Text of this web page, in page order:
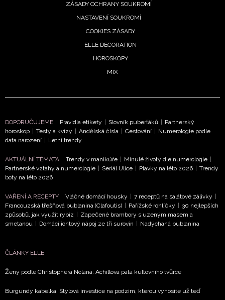
2026
čeká
ČLÁNKY
ZÁSADY OCHRANY SOUKROMÍ
NASTAVENÍ SOUKROMÍ
COOKIES ZÁSADY
ELLE DECORATION
HOROSKOPY
MIX
DOPORUČUJEME Pravidla etikety Slovník puberťáků
Partnerský
horoskop
Testy a kvízy Andělská čísla Cestování
Numerologie podle
data narození
Letní trendy
AKTUÁLNÍ TÉMATA Trendy v manikúře Minulé životy dle numerologie
Partnerské vztahy a numerologie
Seriál Ulice Plavky na léto 2026
Trendy
boty na léto 2026
VAŘENÍ A RECEPTY Vláčné domácí housky 7 receptů na salátové zálivky
Francouzská třešňová bublanina (Clafoutis)
Pařížské rohlíčky
30 nejlepších
způsobů, jak využít rybíz
Zapečené brambory s uzeným masem a
smetanou
Domácí iontový nápoj ze tří surovin Nadýchaná bublanina
ČLÁNKY ELLE
Ženy podle Christophera Nolana: Achillova pata kultovního tvůrce
Burgundy kabelka: Stylová investice na podzim, kterou vynosíte už teď